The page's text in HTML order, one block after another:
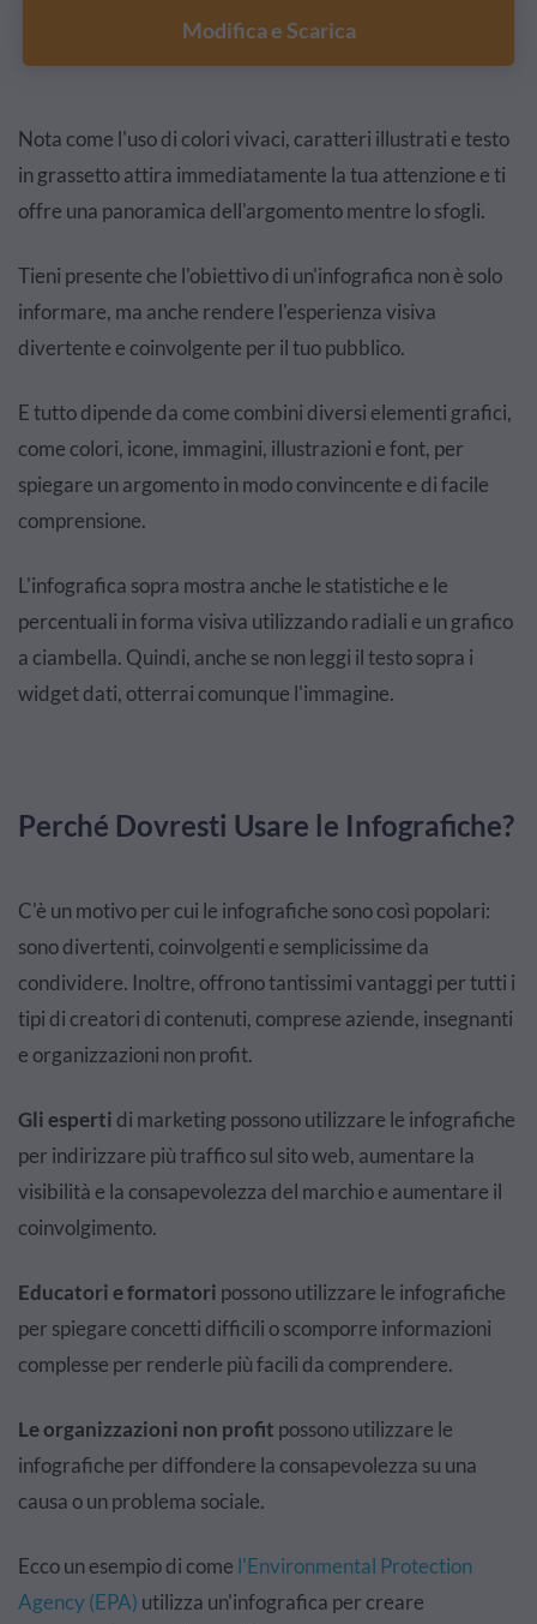
Modifica e Scarica
Nota come l'uso di colori vivaci, caratteri illustrati e testo
in grassetto attira immediatamente la tua attenzione e ti
offre una panoramica dell'argomento mentre lo sfogli.
Tieni presente che l'obiettivo di un'infografica non è solo
informare, ma anche rendere l'esperienza visiva
divertente e coinvolgente per il tuo pubblico.
E tutto dipende da come combini diversi elementi grafici,
come colori, icone, immagini, illustrazioni e font, per
spiegare un argomento in modo convincente e di facile
comprensione.
L'infografica sopra mostra anche le statistiche e le
percentuali in forma visiva utilizzando radiali e un grafico
a ciambella. Quindi, anche se non leggi il testo sopra i
widget dati, otterrai comunque l'immagine.
Perché Dovresti Usare le Infografiche?
C'è un motivo per cui le infografiche sono così popolari:
sono divertenti, coinvolgenti e semplicissime da
condividere. Inoltre, offrono tantissimi vantaggi per tutti i
tipi di creatori di contenuti, comprese aziende, insegnanti
e organizzazioni non profit.
Gli esperti di marketing possono utilizzare le infografiche
per indirizzare più traffico sul sito web, aumentare la
visibilità e la consapevolezza del marchio e aumentare il
coinvolgimento.
Educatori e formatori possono utilizzare le infografiche
per spiegare concetti difficili o scomporre informazioni
complesse per renderle più facili da comprendere.
Le organizzazioni non profit possono utilizzare le
infografiche per diffondere la consapevolezza su una
causa o un problema sociale.
Ecco un esempio di come l'Environmental Protection
Agency (EPA) utilizza un'infografica per creare